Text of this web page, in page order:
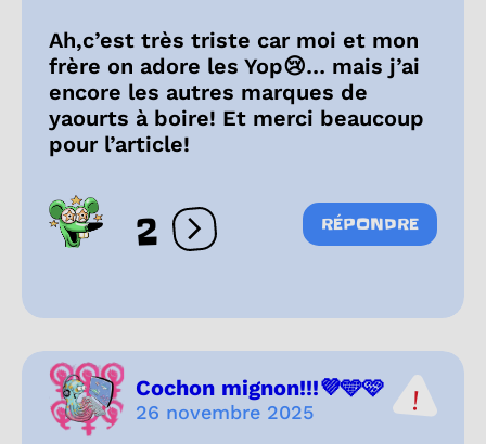
Ah,c’est très triste car moi et mon
frère on adore les Yop😢… mais j’ai
encore les autres marques de
yaourts à boire! Et merci beaucoup
pour l’article!
2 Ouvrir les réactions
RÉPONDRE
Cochon mignon!!!💜🩵🩷
26 novembre 2025